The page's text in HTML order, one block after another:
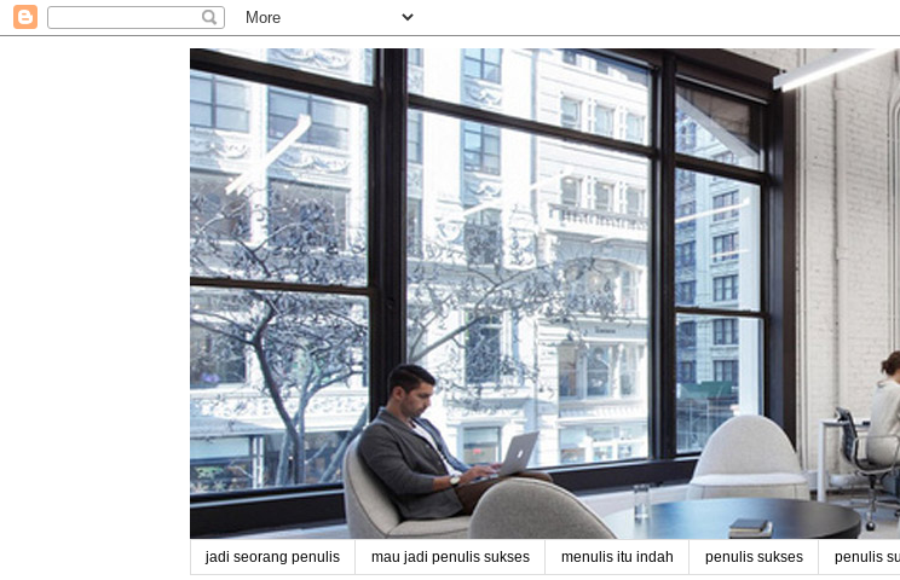
jadi seorang penulis mau jadi penulis sukses menulis itu indah penulis sukses penulis